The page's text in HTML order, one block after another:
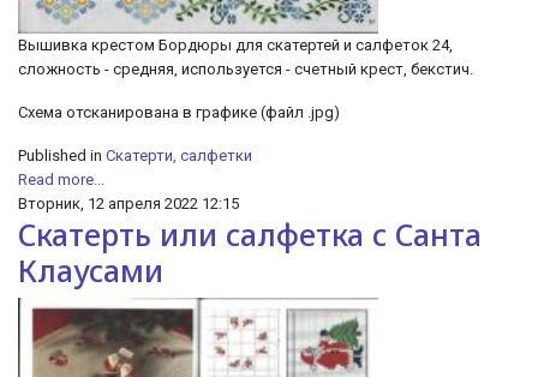
Вышивка крестом Бордюры для скатертей и салфеток 24,
сложность - средняя, используется - счетный крест, бекстич.
Cхема отсканирована в графике (файл .jpg)
Published in Скатерти, салфетки
Read more...
Вторник, 12 апреля 2022 12:15
Скатерть или салфетка с Санта
Клаусами